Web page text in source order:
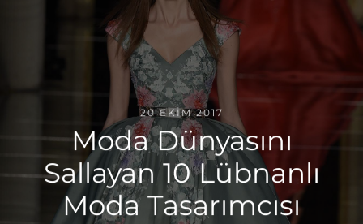
20 EKIM 2017
Moda Dünyasını
Sallayan 10 Lübnanlı
Moda Tasarımcısı